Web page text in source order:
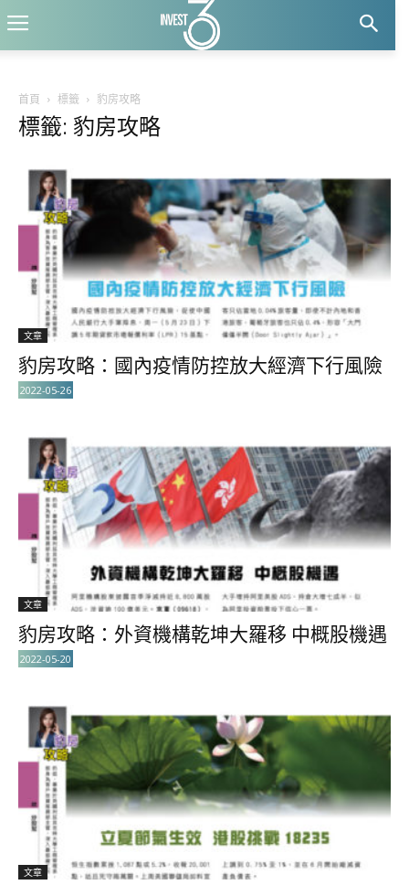
首頁 標籤 豹房攻略
標籤: 豹房攻略
文章
豹房攻略：國內疫情防控放大經濟下行風險
2022-05-26
文章
豹房攻略：外資機構乾坤大羅移 中概股機遇
2022-05-20
文章